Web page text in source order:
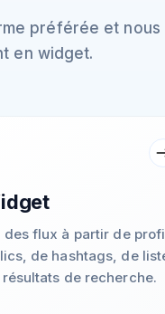
préférée et nous
en widget.
des flux à partir de
de hashtags, de
résultats de recherche.